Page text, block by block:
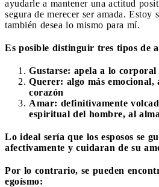
ayudarle a mantener una actitud
segura de merecer ser amada. Estoy
también desea lo mismo para mí.
Es posible distinguir tres tipos de
Gustarse: apela a lo corporal
Querer: algo más
corazón
Amar: definitivamente
espiritual del hombre, al
Lo ideal sería que los esposos se
afectivamente y cuidaran de su
Por lo contrario, se pueden
egoísmo: